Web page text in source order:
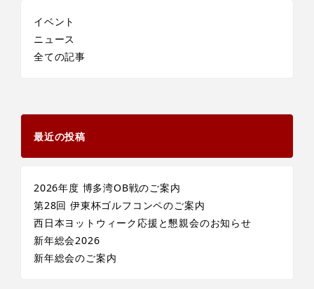
イベント
ニュース
全ての記事
最近の投稿
2026年度 博多湾OB戦のご案内
第28回 伊東杯ゴルフコンペのご案内
西日本ヨットウィーク応援と懇親会のお知らせ
新年総会2026
新年総会のご案内